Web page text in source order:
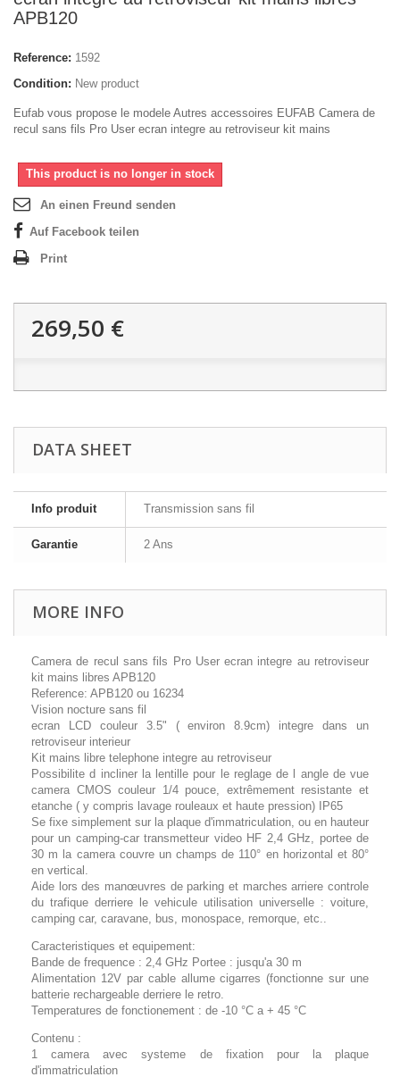
APB120
Reference: 1592
Condition: New product
Eufab vous propose le modele Autres accessoires EUFAB Camera de
recul sans fils Pro User ecran integre au retroviseur kit mains
This product is no longer in stock
An einen Freund senden
Auf Facebook teilen
Print
269,50 €
DATA SHEET
Info produit Transmission sans fil
Garantie 2 Ans
MORE INFO
Camera de recul sans fils Pro User ecran integre au retroviseur
kit mains libres APB120
Reference: APB120 ou 16234
Vision nocture sans fil
ecran LCD couleur 3.5" ( environ 8.9cm) integre dans un
retroviseur interieur
Kit mains libre telephone integre au retroviseur
Possibilite d incliner la lentille pour le reglage de l angle de vue
camera CMOS couleur 1/4 pouce, extrêmement resistante et
etanche ( y compris lavage rouleaux et haute pression) IP65
Se fixe simplement sur la plaque d'immatriculation, ou en hauteur
pour un camping-car transmetteur video HF 2,4 GHz, portee de
30 m la camera couvre un champs de 110° en horizontal et 80°
en vertical.
Aide lors des manœuvres de parking et marches arriere controle
du trafique derriere le vehicule utilisation universelle : voiture,
camping car, caravane, bus, monospace, remorque, etc..
Caracteristiques et equipement:
Bande de frequence : 2,4 GHz Portee : jusqu'a 30 m
Alimentation 12V par cable allume cigarres (fonctionne sur une
batterie rechargeable derriere le retro.
Temperatures de fonctionement : de -10 °C a + 45 °C
Contenu :
1 camera avec systeme de fixation pour la plaque
d'immatriculation